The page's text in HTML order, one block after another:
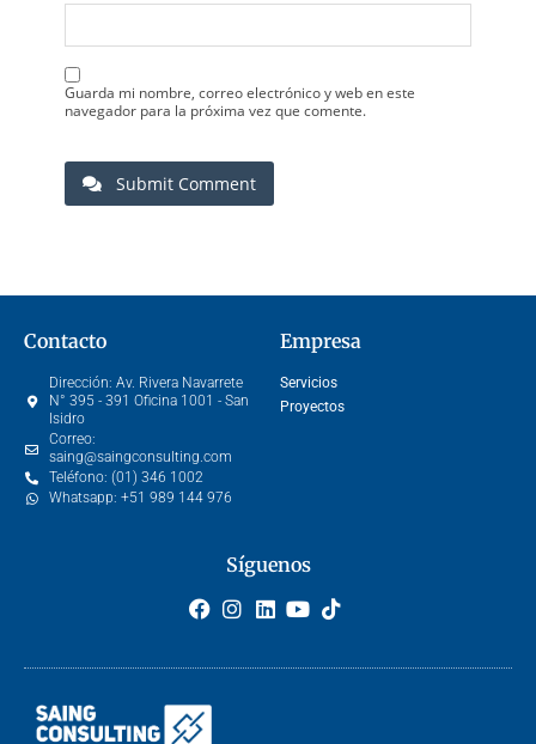
Guarda mi nombre, correo electrónico y web en este
navegador para la próxima vez que comente.
Submit Comment
Contacto
Dirección: Av. Rivera Navarrete
N° 395 - 391 Oficina 1001 - San
Isidro
Correo:
saing@saingconsulting.com
Teléfono: (01) 346 1002
Whatsapp: +51 989 144 976
Empresa
Servicios
Proyectos
Síguenos